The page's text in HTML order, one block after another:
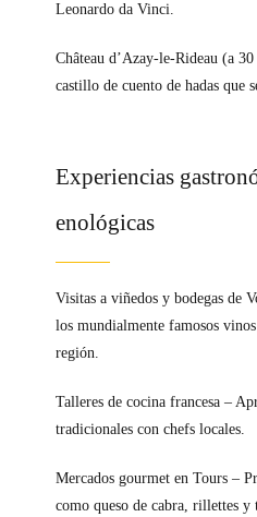
Leonardo da Vinci.
Château d’Azay-le-Rideau (a
castillo de cuento de hadas que
Experiencias
enológicas
Visitas a viñedos y bodegas de
los mundialmente famosos
región.
Talleres de cocina francesa –
tradicionales con chefs locales.
Mercados gourmet en Tours –
como queso de cabra, rillettes y